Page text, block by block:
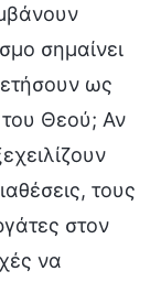
σημαίνει
ως
του Θεού; Αν
τους
στον
να